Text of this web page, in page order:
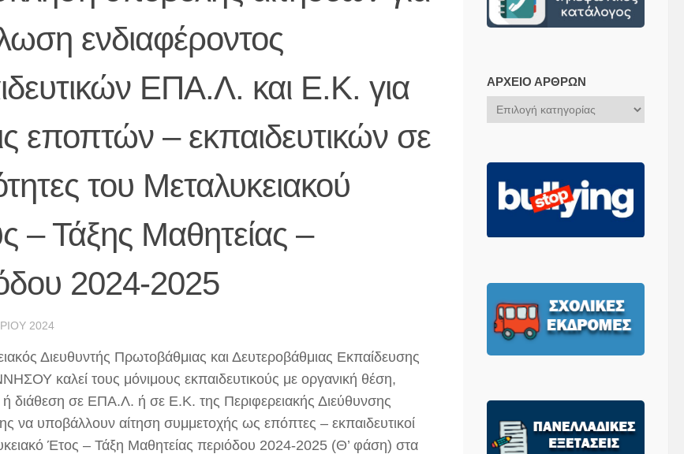
ενδιαφέροντος
ΕΠΑ.Λ. και Ε.Κ. για
εποπτών – εκπαιδευτικών σε
του Μεταλυκειακού
– Τάξης Μαθητείας –
2024-2025
2024
Διευθυντής Πρωτοβάθμιας και Δευτεροβάθμιας Εκπαίδευσης
καλεί τους μόνιμους εκπαιδευτικούς με οργανική θέση,
διάθεση σε ΕΠΑ.Λ. ή σε Ε.Κ. της Περιφερειακής Διεύθυνσης
να υποβάλλουν αίτηση συμμετοχής ως επόπτες – εκπαιδευτικοί
Έτος – Τάξη Μαθητείας περιόδου 2024-2025 (Θ’ φάση) στα
ΑΡΧΕΊΟ ΆΡΘΡΩΝ
Αρχείο
Άρθρων